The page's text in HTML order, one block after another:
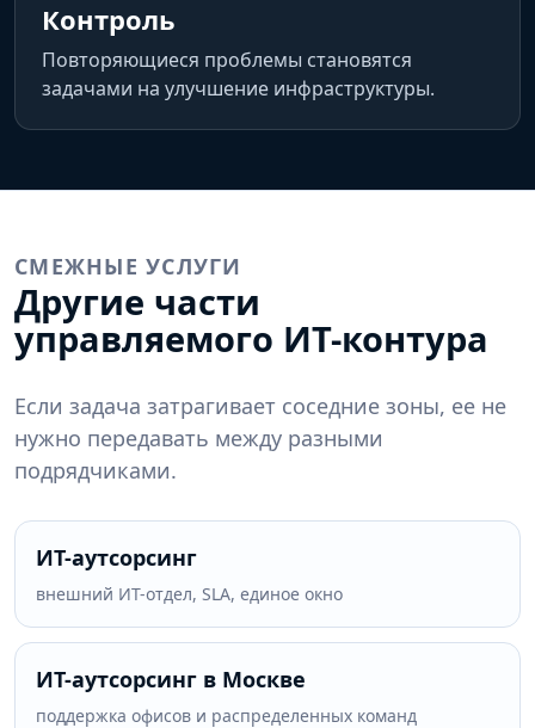
Контроль
Повторяющиеся проблемы становятся
задачами на улучшение инфраструктуры.
СМЕЖНЫЕ УСЛУГИ
Другие части
управляемого ИТ-контура
Если задача затрагивает соседние зоны, ее не
нужно передавать между разными
подрядчиками.
ИТ-аутсорсинг
внешний ИТ-отдел, SLA, единое окно
ИТ-аутсорсинг в Москве
поддержка офисов и распределенных команд